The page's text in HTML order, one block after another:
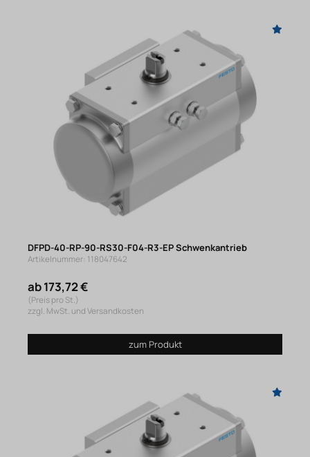
DFPD-40-RP-90-RS30-F04-R3-EP Schwenkantrieb
Artikelnummer: 118047642
ab 173,72 €
(Preis pro St.)
zzgl. MwSt. und Versandkosten
zum Produkt